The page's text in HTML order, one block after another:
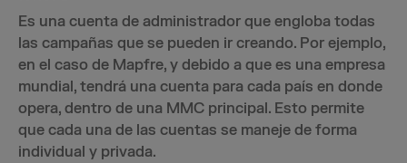
Es una cuenta de administrador que engloba todas
las campañas que se pueden ir creando. Por ejemplo,
en el caso de Mapfre, y debido a que es una empresa
mundial, tendrá una cuenta para cada país en donde
opera, dentro de una MMC principal. Esto permite
que cada una de las cuentas se maneje de forma
individual y privada.